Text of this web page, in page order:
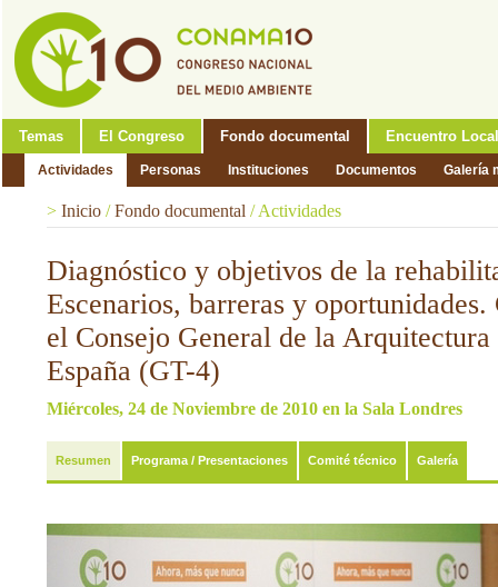
Temas El Congreso Fondo documental Encuentro Local
Actividades Personas Instituciones Documentos Galería
> Inicio /Fondo documental / Actividades
Diagnóstico y objetivos de la
Escenarios, barreras y
el Consejo General de la
España (GT-4)
Miércoles, 24 de Noviembre de 2010 en la Sala Londres
Resumen Programa / Presentaciones Comité técnico Galería